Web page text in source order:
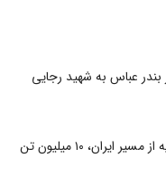
بندر عباس به شهید رجایی
ظرفیت ترانزیتی هند و روسیه از مسیر ایران، ۱۰ میلیون تن